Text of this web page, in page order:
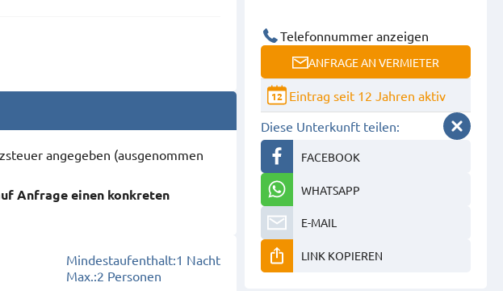
angegeben (ausgenommen
Anfrage einen konkreten
Mindestaufenthalt:1 Nacht
Max.:2 Personen
Telefonnummer anzeigen
ANFRAGE AN VERMIETER
12
Eintrag seit 12 Jahren aktiv
Diese Unterkunft teilen:
FACEBOOK
WHATSAPP
E-MAIL
LINK KOPIEREN